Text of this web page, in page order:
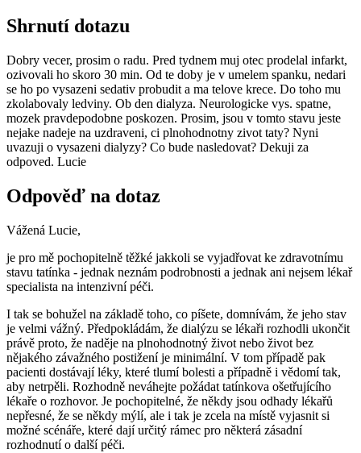
Shrnutí dotazu
Dobry vecer, prosim o radu. Pred tydnem muj otec prodelal infarkt,
ozivovali ho skoro 30 min. Od te doby je v umelem spanku, nedari
se ho po vysazeni sedativ probudit a ma telove krece. Do toho mu
zkolabovaly ledviny. Ob den dialyza. Neurologicke vys. spatne,
mozek pravdepodobne poskozen. Prosim, jsou v tomto stavu jeste
nejake nadeje na uzdraveni, ci plnohodnotny zivot taty? Nyni
uvazuji o vysazeni dialyzy? Co bude nasledovat? Dekuji za
odpoved. Lucie
Odpověď na dotaz
Vážená Lucie,
je pro mě pochopitelně těžké jakkoli se vyjadřovat ke zdravotnímu
stavu tatínka - jednak neznám podrobnosti a jednak ani nejsem lékař
specialista na intenzivní péči.
I tak se bohužel na základě toho, co píšete, domnívám, že jeho stav
je velmi vážný. Předpokládám, že dialýzu se lékaři rozhodli ukončit
právě proto, že naděje na plnohodnotný život nebo život bez
nějakého závažného postižení je minimální. V tom případě pak
pacienti dostávají léky, které tlumí bolesti a případně i vědomí tak,
aby netrpěli. Rozhodně neváhejte požádat tatínkova ošetřujícího
lékaře o rozhovor. Je pochopitelné, že někdy jsou odhady lékařů
nepřesné, že se někdy mýlí, ale i tak je zcela na místě vyjasnit si
možné scénáře, které dají určitý rámec pro některá zásadní
rozhodnutí o další péči.